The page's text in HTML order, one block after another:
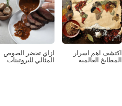
اسرار
العالمية
ازاي تحضر الصوص
المثالي للبروتينات